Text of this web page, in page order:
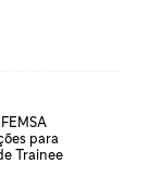
para
Trainee